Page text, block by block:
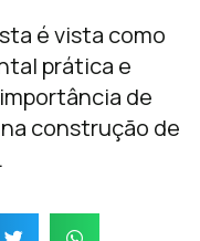
é vista como
prática e
de
construção de